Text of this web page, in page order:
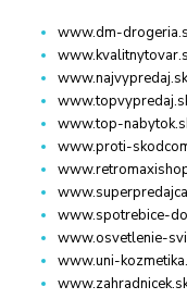
www.dm-
www.top-
www.proti-
www.spotrebice-
www.osvetlenie-
www.uni-